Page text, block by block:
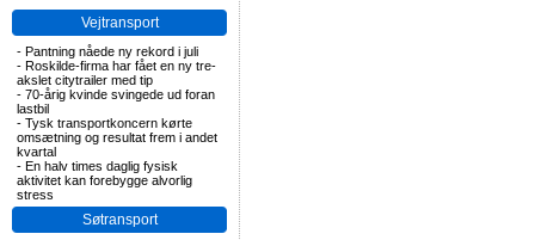
Vejtransport
- Pantning nåede ny rekord i juli
- Roskilde-firma har fået en ny tre-
akslet citytrailer med tip
- 70-årig kvinde svingede ud foran
lastbil
- Tysk transportkoncern kørte
omsætning og resultat frem i andet
kvartal
- En halv times daglig fysisk
aktivitet kan forebygge alvorlig
stress
Søtransport